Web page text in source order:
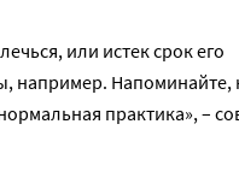
или истек срок его
например. Напоминайте,
практика», –